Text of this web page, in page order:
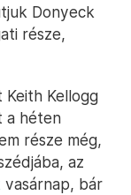
Donyeck
része,
Kellogg
a héten
része még,
az
vasárnap, bár